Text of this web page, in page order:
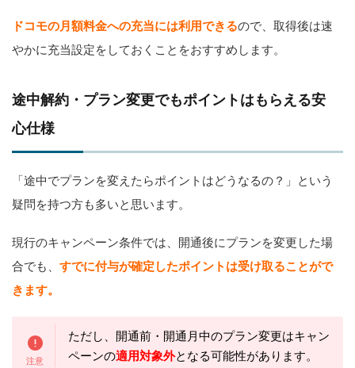
ドコモの月額料金への充当には利用できるので、取得後は速
やかに充当設定をしておくことをおすすめします。
途中解約・プラン変更でもポイントはもらえる安
心仕様
「途中でプランを変えたらポイントはどうなるの？」という
疑問を持つ方も多いと思います。
現行のキャンペーン条件では、開通後にプランを変更した場
合でも、 すでに付与が確定したポイントは受け取ることがで
きます。
ただし、開通前・開通月中のプラン変更はキャン
ペーンの適用対象外となる可能性があります。